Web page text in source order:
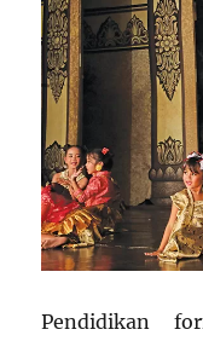
Pendidikan